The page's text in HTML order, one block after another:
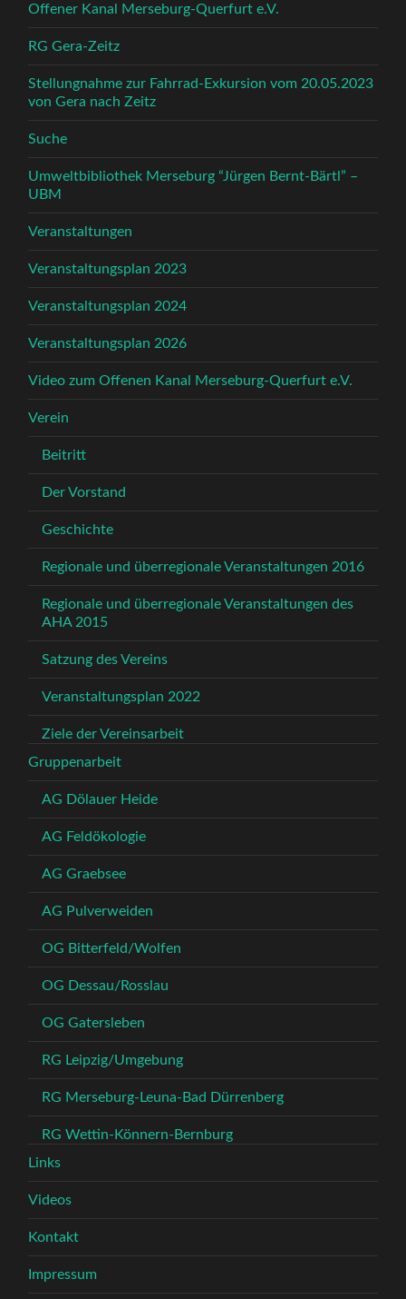
Offener Kanal Merseburg-Querfurt e.V.
RG Gera-Zeitz
Stellungnahme zur Fahrrad-Exkursion vom 20.05.2023
von Gera nach Zeitz
Suche
Umweltbibliothek Merseburg “Jürgen Bernt-Bärtl” –
UBM
Veranstaltungen
Veranstaltungsplan 2023
Veranstaltungsplan 2024
Veranstaltungsplan 2026
Video zum Offenen Kanal Merseburg-Querfurt e.V.
Verein
Beitritt
Der Vorstand
Geschichte
Regionale und überregionale Veranstaltungen 2016
Regionale und überregionale Veranstaltungen des
AHA 2015
Satzung des Vereins
Veranstaltungsplan 2022
Ziele der Vereinsarbeit
Gruppenarbeit
AG Dölauer Heide
AG Feldökologie
AG Graebsee
AG Pulverweiden
OG Bitterfeld/Wolfen
OG Dessau/Rosslau
OG Gatersleben
RG Leipzig/Umgebung
RG Merseburg-Leuna-Bad Dürrenberg
RG Wettin-Könnern-Bernburg
Links
Videos
Kontakt
Impressum